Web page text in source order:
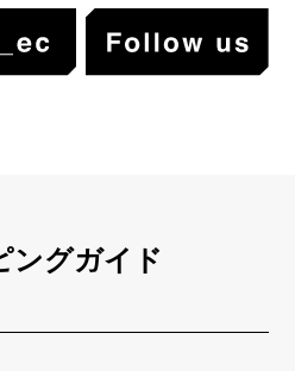
ングガイド